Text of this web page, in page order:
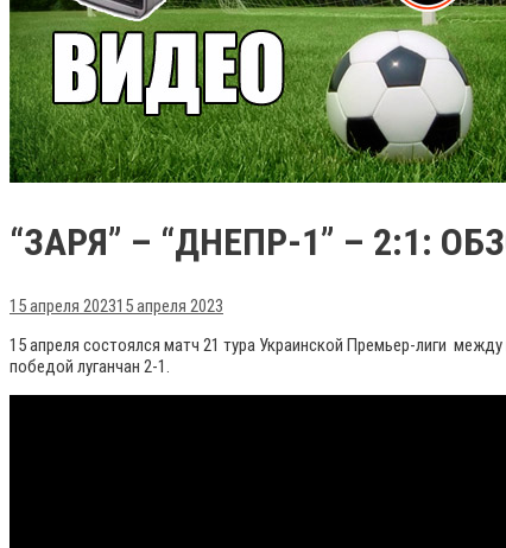
“ЗАРЯ” – “ДНЕПР-1” – 2:1:
15 апреля 202315 апреля 2023
15 апреля состоялся матч 21 тура Украинской Премьер-лиги
победой луганчан 2-1.